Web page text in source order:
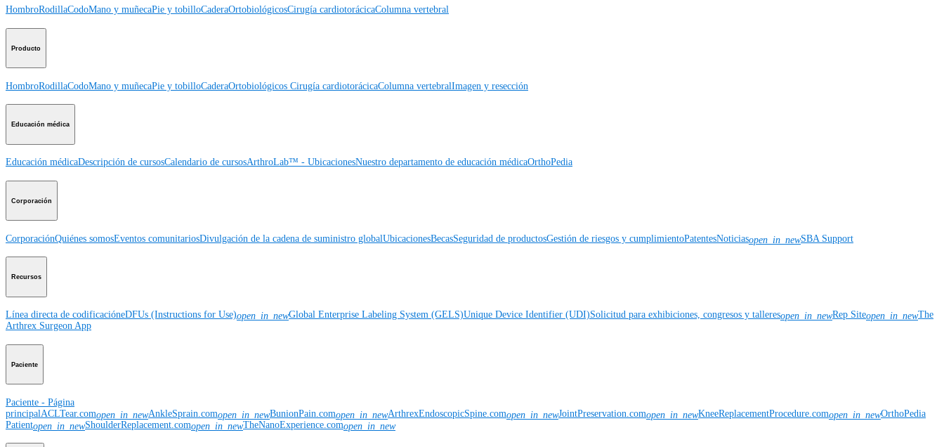
HombroRodillaCodoMano y muñecaPie y tobilloCaderaOrtobiológicosCirugía cardiotorácicaColumna vertebral
Producto
HombroRodillaCodoMano y muñecaPie y tobilloCaderaOrtobiológicos Cirugía cardiotorácicaColumna vertebralImagen y resección
Educación médica
Educación médicaDescripción de cursosCalendario de cursosArthroLab™ - UbicacionesNuestro departamento de educación médicaOrthoPedia
Corporación
CorporaciónQuiénes somosEventos comunitariosDivulgación de la cadena de suministro globalUbicacionesBecasSeguridad de productosGestión de riesgos y cumplimientoPatentesNoticiasopen_in_newSBA Support
Recursos
Línea directa de codificacióneDFUs (Instructions for Use)open_in_newGlobal Enterprise Labeling System (GELS)Unique Device Identifier (UDI)Solicitud para exhibiciones, congresos y talleresopen_in_newRep Siteopen_in_newThe
Arthrex Surgeon App
Paciente
Paciente - Página
principal ACLTear.comopen_in_newAnkleSprain.comopen_in_newBunionPain.comopen_in_newArthrexEndoscopicSpine.comopen_in_newJointPreservation.comopen_in_newKneeReplacementProcedure.comopen_in_newOrthoPedia
Patientopen_in_newShoulderReplacement.comopen_in_newTheNanoExperience.comopen_in_new